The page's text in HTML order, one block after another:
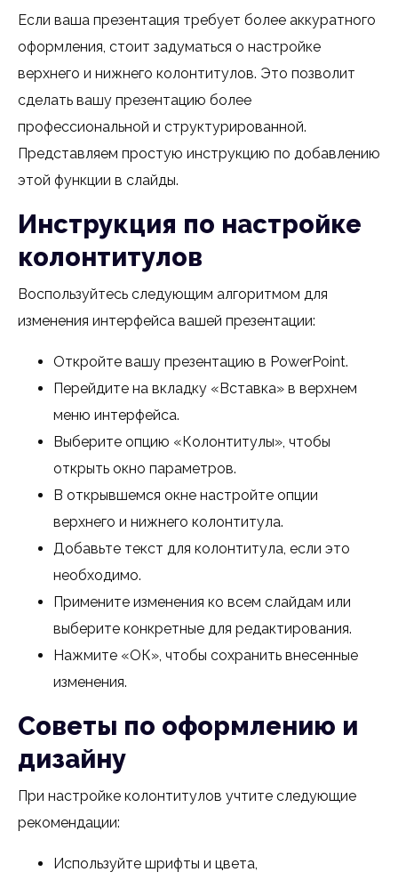
Если ваша презентация требует более аккуратного
оформления, стоит задуматься о настройке
верхнего и нижнего колонтитулов. Это позволит
сделать вашу презентацию более
профессиональной и структурированной.
Представляем простую инструкцию по добавлению
этой функции в слайды.
Инструкция по настройке
колонтитулов
Воспользуйтесь следующим алгоритмом для
изменения интерфейса вашей презентации:
Откройте вашу презентацию в PowerPoint.
Перейдите на вкладку «Вставка» в верхнем
меню интерфейса.
Выберите опцию «Колонтитулы», чтобы
открыть окно параметров.
В открывшемся окне настройте опции
верхнего и нижнего колонтитула.
Добавьте текст для колонтитула, если это
необходимо.
Примените изменения ко всем слайдам или
выберите конкретные для редактирования.
Нажмите «ОК», чтобы сохранить внесенные
изменения.
Советы по оформлению и
дизайну
При настройке колонтитулов учтите следующие
рекомендации:
Используйте шрифты и цвета,